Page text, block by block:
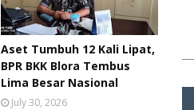
Aset Tumbuh 12 Kali Lipat,
BPR BKK Blora Tembus
Lima Besar Nasional
July 30, 2026